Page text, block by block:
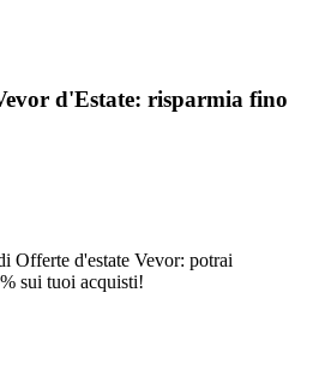
d'Estate: risparmia fino
Offerte d'estate Vevor: potrai
sui tuoi acquisti!